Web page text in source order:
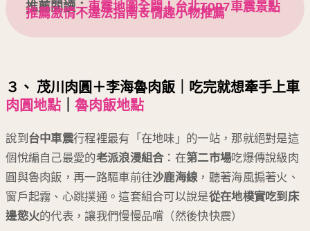
推薦閱讀：車震地圖全開！台北TOP7車震景點
推薦激情不違法指南＆情趣小物推薦
３、 茂川肉圓＋李海魯肉飯｜吃完就想牽手上車
肉圓地點 ｜魯肉飯地點
說到 台中車震行程裡最有「在地味」的一站，那就絕對是這
個悅編自己最愛的老派浪漫組合：在第二市場吃爆傳說級肉
圓與魯肉飯，再一路驅車前往沙鹿海線 ，聽著海風搧著火、
窗戶起霧、心跳撲通。這套組合可以說是從在地樸實吃到床
邊慾火的代表，讓我們慢慢品嚐（然後快快震）